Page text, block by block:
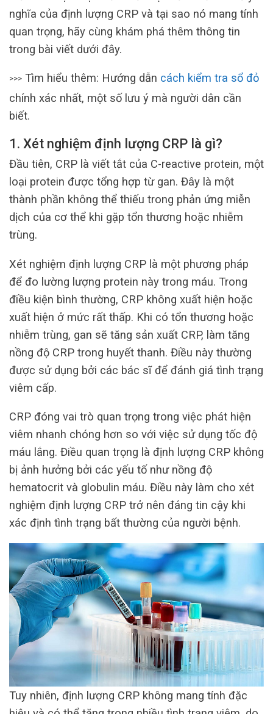
nghĩa của định lượng CRP và tại sao nó mang tính
quan trọng, hãy cùng khám phá thêm thông tin
trong bài viết dưới đây.
>>> Tìm hiểu thêm: Hướng dẫn cách kiểm tra sổ đỏ
chính xác nhất, một số lưu ý mà người dân cần
biết.
1. Xét nghiệm định lượng CRP là gì?
Đầu tiên, CRP là viết tắt của C-reactive protein, một
loại protein được tổng hợp từ gan. Đây là một
thành phần không thể thiếu trong phản ứng miễn
dịch của cơ thể khi gặp tổn thương hoặc nhiễm
trùng.
Xét nghiệm định lượng CRP là một phương pháp
để đo lường lượng protein này trong máu. Trong
điều kiện bình thường, CRP không xuất hiện hoặc
xuất hiện ở mức rất thấp. Khi có tổn thương hoặc
nhiễm trùng, gan sẽ tăng sản xuất CRP, làm tăng
nồng độ CRP trong huyết thanh. Điều này thường
được sử dụng bởi các bác sĩ để đánh giá tình trạng
viêm cấp.
CRP đóng vai trò quan trọng trong việc phát hiện
viêm nhanh chóng hơn so với việc sử dụng tốc độ
máu lắng. Điều quan trọng là định lượng CRP không
bị ảnh hưởng bởi các yếu tố như nồng độ
hematocrit và globulin máu. Điều này làm cho xét
nghiệm định lượng CRP trở nên đáng tin cậy khi
xác định tình trạng bất thường của người bệnh.
Tuy nhiên, định lượng CRP không mang tính đặc